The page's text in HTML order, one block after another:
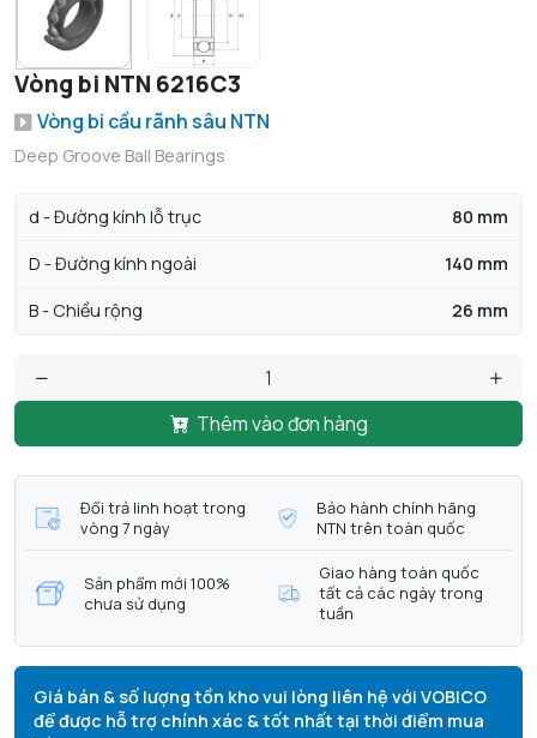
Vòng bi NTN 6216C3
Vòng bi cầu rãnh sâu NTN
Deep Groove Ball Bearings
d - Đường kính lỗ trục 80 mm
D - Đường kính ngoài 140 mm
B - Chiều rộng 26 mm
Thêm vào đơn hàng
Đổi trả linh hoạt trong
vòng 7 ngày
Bảo hành chính hãng
NTN trên toàn quốc
Sản phẩm mới 100%
chưa sử dụng
Giao hàng toàn quốc
tất cả các ngày trong
tuần
Giá bán & số lượng tồn kho vui lòng liên hệ với VOBICO
để được hỗ trợ chính xác & tốt nhất tại thời điểm mua